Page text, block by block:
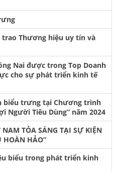
trao Thương hiệu uy tín và
Nai được trong Top Doanh
cho sự phát triển kinh tế
biểu trưng tại Chương trình
Người Tiêu Dùng” năm 2024
NAM TỎA SÁNG TẠI SỰ KIỆN
HOÀN HẢO”
biểu trong phát triển kinh